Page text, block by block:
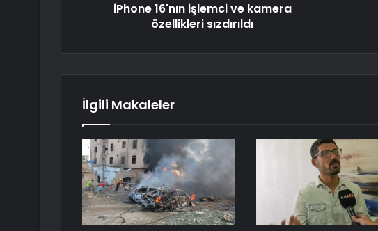
iPhone 16'nın işlemci ve kamera
özellikleri sızdırıldı
İlgili Makaleler